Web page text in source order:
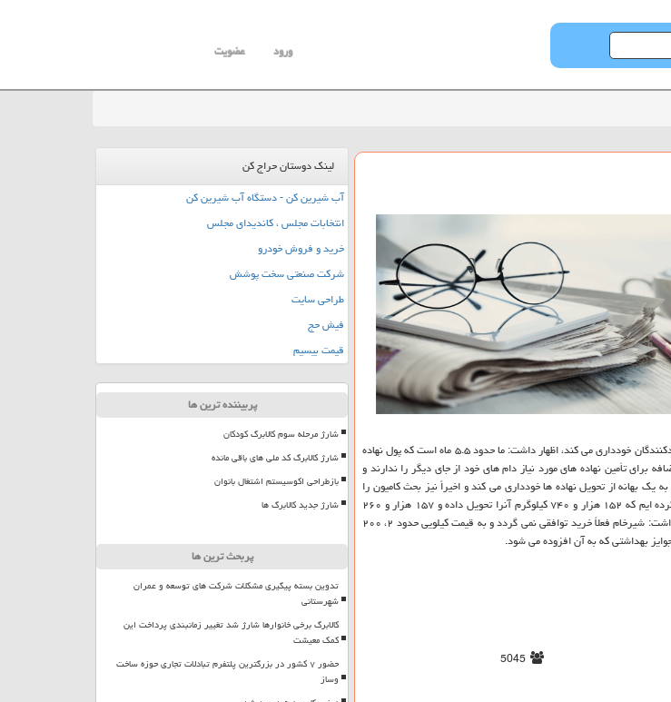
ورود عضویت
سید احمد مقدسی در گفتگو با خبرنگار مهر با اشاره به اینكه تاجر معروف نهاده های دامی، از تحویل بار به تولیدكنندگان خودداری می كند، اظهار داشت: ما حدود ۵.۵ ماه است كه پول نهاده
برای تأمین نهاده های مورد نیاز دام های خود از جای دیگر را ندارند و
بهانه از تحویل نهاده ها خودداری می كند و اخیراً نیز بحث كامیون را
بهانه كرده است. رئیس هیأت مدیره انجمن صنفی گاوداران افزود: ما تابحال ۳۱۰ هزار كیلوگرم سویا خرید كرده ایم كه ۱۵۲ هزار و ۷۴۰ كیلوگرم آنرا تحویل داده و ۱۵۷ هزار و ۲۶۰
كیلوگرم آن باقی مانده است. مقدسی در بخش دیگری از سخنان خود درباره خرید توافقی شیرخام نیز اظهار داشت: شیرخام فعلاً خرید توافقی نمی گردد و به قیمت كیلویی حدود ۲، ۲۰۰
5045
لینک دوستان حراج کن
آب شیرین کن - دستگاه آب شیرین کن
انتخابات مجلس ، کاندیدای مجلس
خرید و فروش خودرو
شرکت صنعتی سخت پوشش
طراحی سایت
فیش حج
قیمت بیسیم
پربیننده ترین ها
شارژ مرحله سوم کالابرگ کودکان
شارژ کالابرگ کد ملی های باقی مانده
بازطراحی اکوسیستم اشتغال بانوان
شارژ جدید کالابرگ ها
پربحث ترین ها
تدوین بسته پیگیری مشکلات شرکت های توسعه و عمران
شهرستانی
کالابرگ برخی خانوارها شارژ شد تغییر زمانبندی پرداخت این
کمک معیشت
حضور ۷ کشور در بزرگترین پلتفرم تبادلات تجاری حوزه ساخت
وساز